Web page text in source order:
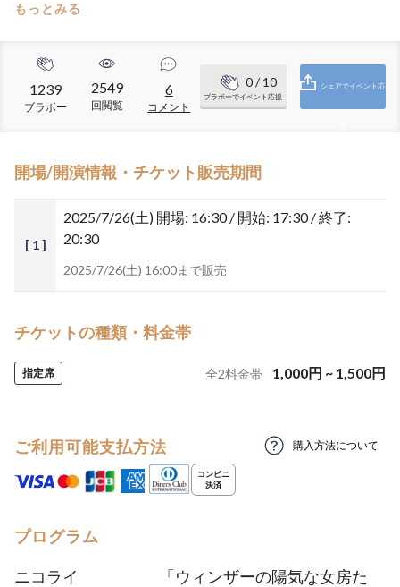
もっとみる
1239
ブラボー
2549
回閲覧
6
コメント
0/ 10
ブラボーでイベント応援
シェアでイベント応
開場/開演情報・チケット販売期間
[ 1 ]
2025/7/26(土) 開場: 16:30 / 開始: 17:30 / 終了:
20:30
2025/7/26(土) 16:00まで販売
チケットの種類・料金帯
指定席 全2料金帯 1,000円 ~ 1,500円
ご利用可能支払方法 購入方法について
プログラム
ニコライ 「ウィンザーの陽気な女房た